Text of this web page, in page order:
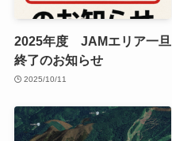
2025年度 JAMエリア一旦
終了のお知らせ
2025/10/11